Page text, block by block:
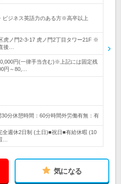
ビジネス英語力のある方※高卒以上
虎ノ門2-3-17 虎ノ門2丁目タワー21F ※
後…
円(一律手当含む)※上記には固定残
円～80,…
分休憩時間：60分時間外労働有無：有
全週休2日制 (土日)■祝日■有給休暇 (10
…
気になる